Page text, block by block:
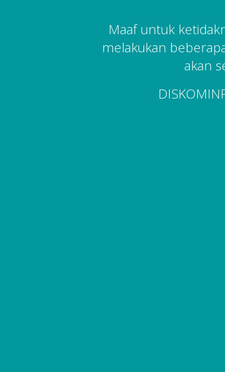
Maaf untuk
melakukan
akan